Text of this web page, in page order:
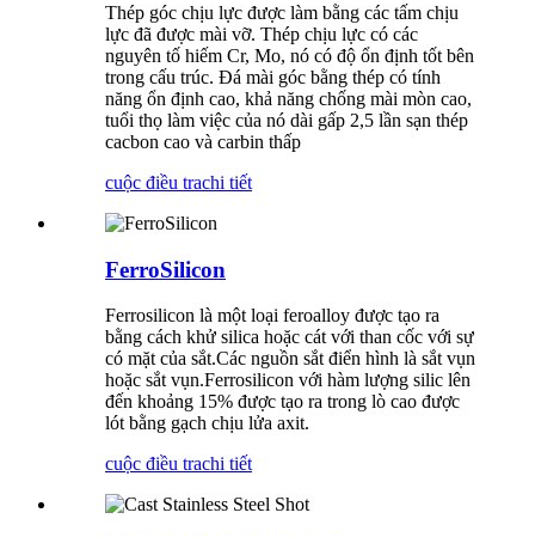
Thép góc chịu lực được làm bằng các tấm chịu
lực đã được mài vỡ. Thép chịu lực có các
nguyên tố hiếm Cr, Mo, nó có độ ổn định tốt bên
trong cấu trúc. Đá mài góc bằng thép có tính
năng ổn định cao, khả năng chống mài mòn cao,
tuổi thọ làm việc của nó dài gấp 2,5 lần sạn thép
cacbon cao và carbin thấp
cuộc điều trachi tiết
FerroSilicon
Ferrosilicon là một loại feroalloy được tạo ra
bằng cách khử silica hoặc cát với than cốc với sự
có mặt của sắt.Các nguồn sắt điển hình là sắt vụn
hoặc sắt vụn.Ferrosilicon với hàm lượng silic lên
đến khoảng 15% được tạo ra trong lò cao được
lót bằng gạch chịu lửa axit.
cuộc điều trachi tiết